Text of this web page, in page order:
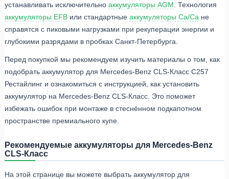
устанавливать исключительно аккумуляторы AGM . Технология
аккумуляторы EFB или стандартные аккумуляторы Ca/Ca не
справятся с пиковыми нагрузками при рекуперации энергии и
глубокими разрядами в пробках Санкт-Петербурга.
Перед покупкой мы рекомендуем изучить материалы о том, как
подобрать аккумулятор для Mercedes-Benz CLS-Класс C257
Рестайлинг и ознакомиться с инструкцией, как установить
аккумулятор на Mercedes-Benz CLS-Класс. Это поможет
избежать ошибок при монтаже в стеснённом подкапотном
пространстве премиального купе.
Рекомендуемые аккумуляторы для Mercedes-Benz
CLS-Класс
На этой странице вы можете выбрать аккумулятор для